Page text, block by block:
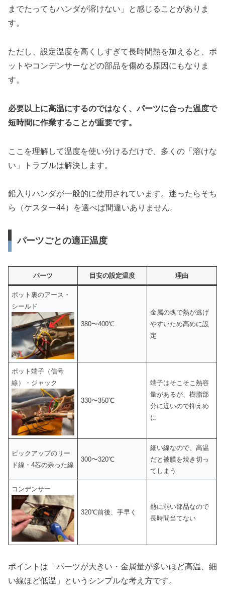
までたってもハンダが溶けない」と感じることがありま
す。
ただし、設定温度を高くしすぎて長時間熱を加えると、ポ
ットやコンデンサーなどの部品を傷める原因にもなりま
す。
必要以上に高温にするのではなく、パーツに合った温度で
短時間に作業することが重要です。
ここを理解して温度を使い分けるだけで、多くの「溶けな
い」トラブルは解決します。
鉛入りハンダが一般的に使用されています。迷ったらそち
ら（ケスター44）を選べば間違いありません。
パーツごとの適正温度
パーツ 目安の設定温度 理由
ポット裏のアース・
シールド
380〜400℃
金属の塊で熱が逃げ
やすいため高めに設
定
ポット端子（信号
線）・ジャック
330〜350℃
端子はそこそこ熱容
量があるが、樹脂部
分に近いので抑えめ
に
ピックアップのリー
ド線・4芯の余った線
300〜320℃
細い線なので、高温
だと被膜を焼き切っ
てしまう
コンデンサー
320℃前後、手早く
熱に弱い部品なので
長時間当てない
ポイントは「パーツが大きい・金属量が多いほど高温、細
い線ほど低温」というシンプルな考え方です。